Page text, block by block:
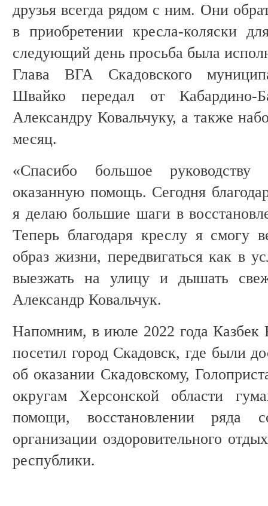
друзья всегда рядом с ним. Они
в приобретении кресла-коляски
следующий день просьба была
Глава ВГА Скадовского
Швайко передал от Кабардино-
Александру Ковальчуку, а также
месяц.
«Спасибо большое руководству
оказанную помощь. Сегодня
я делаю большие шаги в
Теперь благодаря креслу я смогу
образ жизни, передвигаться как в
выезжать на улицу и дышать
Александр Ковальчук.
Напомним, в июле 2022 года Казбек
посетил город Скадовск, где были
об оказании Скадовскому,
округам Херсонской области
помощи, восстановлении ряда
организации оздоровительного
республики.